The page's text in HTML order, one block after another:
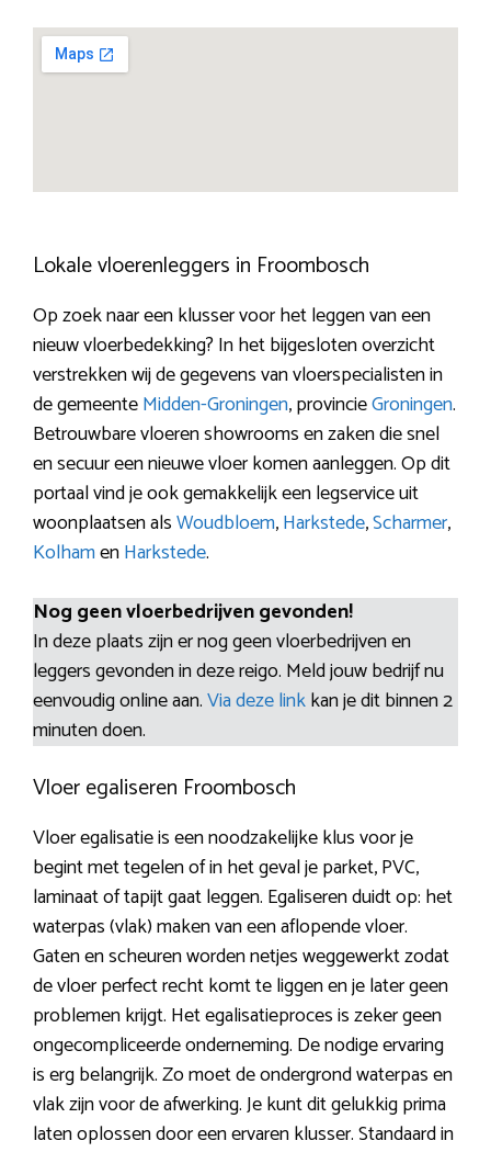
Lokale vloerenleggers in Froombosch
Op zoek naar een klusser voor het leggen van een
nieuw vloerbedekking? In het bijgesloten overzicht
verstrekken wij de gegevens van vloerspecialisten in
de gemeenteMidden-Groningen, provincieGroningen.
Betrouwbare vloeren showrooms en zaken die snel
en secuur een nieuwe vloer komen aanleggen. Op dit
portaal vind je ook gemakkelijk een legservice uit
woonplaatsen alsWoudbloem,Harkstede,Scharmer,
KolhamenHarkstede.
Nog geen vloerbedrijven gevonden!
In deze plaats zijn er nog geen vloerbedrijven en
leggers gevonden in deze reigo. Meld jouw bedrijf nu
eenvoudig online aan.Via deze linkkan je dit binnen 2
minuten doen.
Vloer egaliseren Froombosch
Vloer egalisatie is een noodzakelijke klus voor je
begint met tegelen of in het geval je parket, PVC,
laminaat of tapijt gaat leggen. Egaliseren duidt op: het
waterpas (vlak) maken van een aflopende vloer.
Gaten en scheuren worden netjes weggewerkt zodat
de vloer perfect recht komt te liggen en je later geen
problemen krijgt. Het egalisatieproces is zeker geen
ongecompliceerde onderneming. De nodige ervaring
is erg belangrijk. Zo moet de ondergrond waterpas en
vlak zijn voor de afwerking. Je kunt dit gelukkig prima
laten oplossen door een ervaren klusser. Standaard in